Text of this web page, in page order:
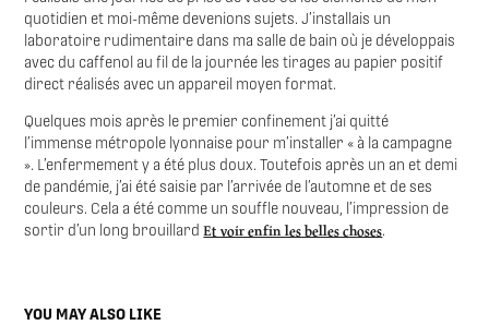
quotidien et moi-même devenions sujets. J’installais un
laboratoire rudimentaire dans ma salle de bain où je développais
avec du caffenol au fil de la journée les tirages au papier positif
direct réalisés avec un appareil moyen format.
Quelques mois après le premier confinement j’ai quitté
l’immense métropole lyonnaise pour m’installer « à la campagne
». L’enfermement y a été plus doux. Toutefois après un an et demi
de pandémie, j’ai été saisie par l’arrivée de l’automne et de ses
couleurs. Cela a été comme un souffle nouveau, l’impression de
sortir d’un long brouillardEt voir enfin les belles choses.
YOU MAY ALSO LIKE